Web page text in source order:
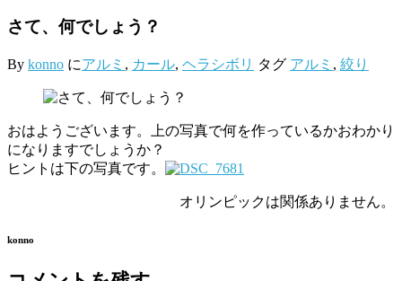
さて、何でしょう？
By konno にアルミ , カール, ヘラシボリ タグ アルミ , 絞り
おはようございます。上の写真で何を作っているかおわかり
になりますでしょうか？
ヒントは下の写真です。
オリンピックは関係ありません。
konno